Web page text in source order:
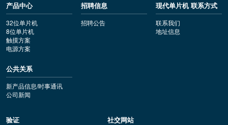
产品中心
32位单片机
8位单片机
触摸方案
电源方案
招聘信息
招聘公告
现代单片机 联系方式
联系我们
地址信息
公共关系
新产品信息/时事通讯
公司新闻
验证 社交网站